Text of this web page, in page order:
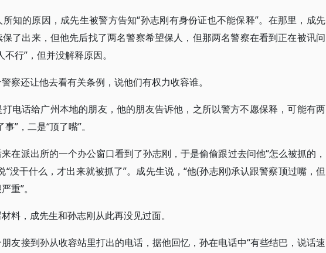
知的原因，成先生被警方告知“孙志刚有身份证也不能保释”。在那里，成先
了出来，但他先后找了两名警察希望保人，但那两名警察在看到正在被讯问
行”，但并没解释原因。
察还让他去看有关条例，说他们有权力收容谁。
电话给广州本地的朋友，他的朋友告诉他，之所以警方不愿保释，可能有两
”，二是“顶了嘴”。
在派出所的一个办公窗口看到了孙志刚，于是偷偷跟过去问他“怎么被抓的，
“没干什么，才出来就被抓了”。成先生说，“他(孙志刚)承认跟警察顶过嘴，但
重”。
料，成先生和孙志刚从此再没见过面。
友接到孙从收容站里打出的电话，据他回忆，孙在电话中“有些结巴，说话速